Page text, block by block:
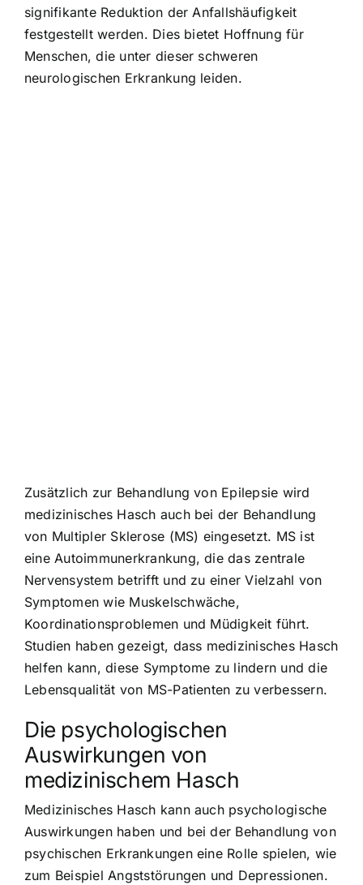
signifikante Reduktion der Anfallshäufigkeit
festgestellt werden. Dies bietet Hoffnung für
Menschen, die unter dieser schweren
neurologischen Erkrankung leiden.
Zusätzlich zur Behandlung von Epilepsie wird
medizinisches Hasch auch bei der Behandlung
von Multipler Sklerose (MS) eingesetzt. MS ist
eine Autoimmunerkrankung, die das zentrale
Nervensystem betrifft und zu einer Vielzahl von
Symptomen wie Muskelschwäche,
Koordinationsproblemen und Müdigkeit führt.
Studien haben gezeigt, dass medizinisches Hasch
helfen kann, diese Symptome zu lindern und die
Lebensqualität von MS-Patienten zu verbessern.
Die psychologischen
Auswirkungen von
medizinischem Hasch
Medizinisches Hasch kann auch psychologische
Auswirkungen haben und bei der Behandlung von
psychischen Erkrankungen eine Rolle spielen, wie
zum Beispiel Angststörungen und Depressionen.